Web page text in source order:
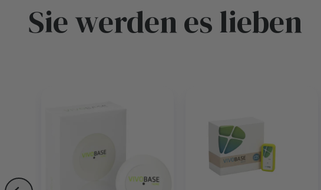
Sie werden es lieben